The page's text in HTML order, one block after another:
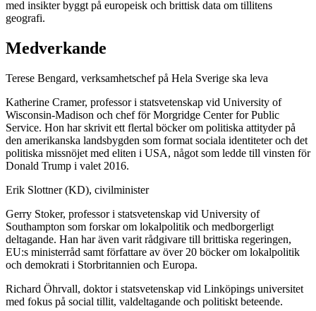
med insikter byggt på europeisk och brittisk data om tillitens
geografi.
Medverkande
Terese Bengard, verksamhetschef på Hela Sverige ska leva
Katherine Cramer, professor i statsvetenskap vid University of
Wisconsin-Madison och chef för Morgridge Center for Public
Service. Hon har skrivit ett flertal böcker om politiska attityder på
den amerikanska landsbygden som format sociala identiteter och det
politiska missnöjet med eliten i USA, något som ledde till vinsten för
Donald Trump i valet 2016.
Erik Slottner (KD), civilminister
Gerry Stoker, professor i statsvetenskap vid University of
Southampton som forskar om lokalpolitik och medborgerligt
deltagande. Han har även varit rådgivare till brittiska regeringen,
EU:s ministerråd samt författare av över 20 böcker om lokalpolitik
och demokrati i Storbritannien och Europa.
Richard Öhrvall, doktor i statsvetenskap vid Linköpings universitet
med fokus på social tillit, valdeltagande och politiskt beteende.